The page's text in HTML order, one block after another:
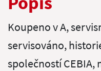
Koupeno v A,
servisováno,
společností CEBIA,